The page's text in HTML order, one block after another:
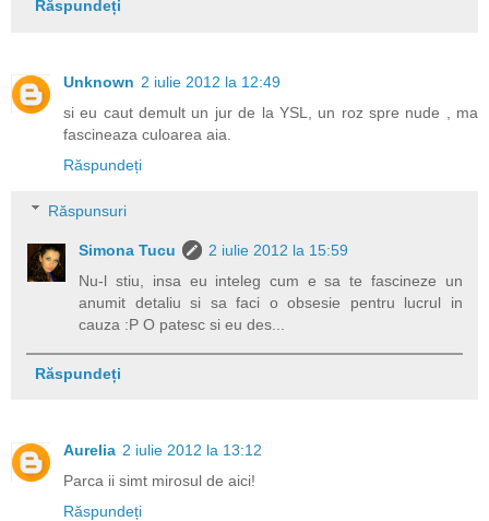
Răspundeți
Unknown 2 iulie 2012 la 12:49
si eu caut demult un jur de la YSL, un roz spre nude , ma
fascineaza culoarea aia.
Răspundeți
Răspunsuri
Simona Tucu
2 iulie 2012 la 15:59
Nu-l stiu, insa eu inteleg cum e sa te fascineze un
anumit detaliu si sa faci o obsesie pentru lucrul in
cauza :P O patesc si eu des...
Răspundeți
Aurelia 2 iulie 2012 la 13:12
Parca ii simt mirosul de aici!
Răspundeți